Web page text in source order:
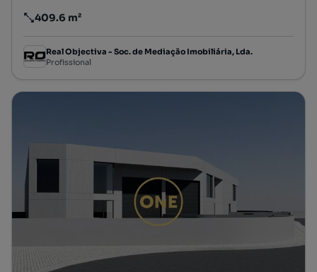
Preço por metro quadrado
409.6 m²
Real Objectiva - Soc. de Mediação Imobiliária, Lda.
Profissional